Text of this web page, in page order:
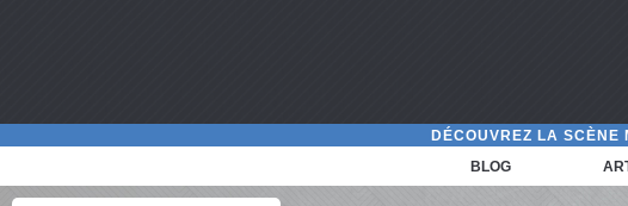
DÉCOUVREZ LA SCÈNE
BLOG